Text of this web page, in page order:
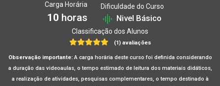
Carga Horária
10 horas
Dificuldade do Curso
Nivel Básico
Classificação dos Alunos
(1) avaliações
Observação importante:A carga horária deste curso foi definida considerando
a duração das videoaulas, o tempo estimado de leitura dos materiais didáticos,
a realização de atividades, pesquisas complementares, o tempo destinado à